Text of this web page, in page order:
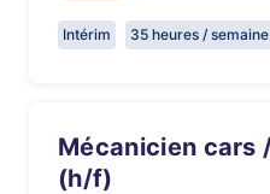
Intérim 35 heures / semaine
Mécanicien cars / poids lourds
(h/f)